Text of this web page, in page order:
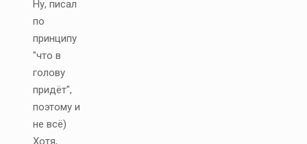
Ну, писал
по
принципу
"что в
голову
придёт",
поэтому и
не всё)